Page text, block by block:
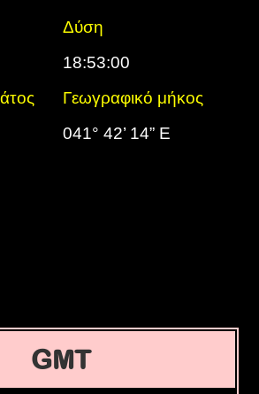
Δύση
18:53:00
Γεωγραφικό μήκος
041° 42’ 14” E
GMT